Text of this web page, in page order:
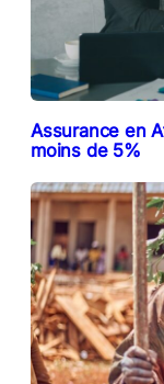
Assurance en
moins de 5%